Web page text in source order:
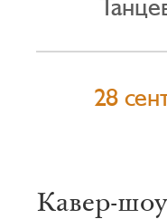
28
Кавер-